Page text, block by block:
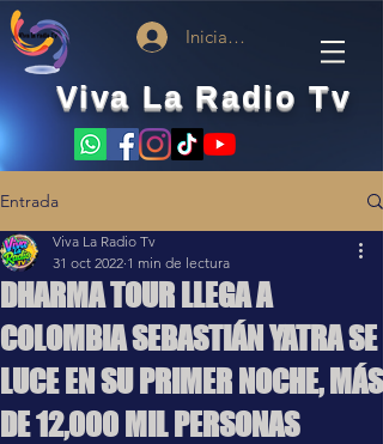
Viva La Radio Tv
Iniciar sesión
Entrada
DHARMA TOUR LLEGA A
COLOMBIA SEBASTIÁN YATRA SE
LUCE EN SU PRIMER NOCHE, MÁS
DE 12,000 MIL PERSONAS
Viva La Radio Tv
31 oct 2022 1 min de lectura